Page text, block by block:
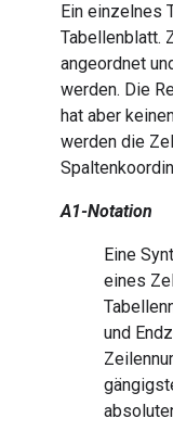
Ein einzelnes
Tabellenblatt.
angeordnet
werden. Die
hat aber
werden die
A1-Notation
Eine
eines
und